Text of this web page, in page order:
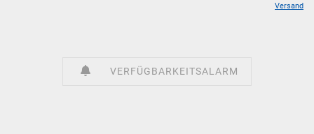
Versand
VERFÜGBARKEITSALARM